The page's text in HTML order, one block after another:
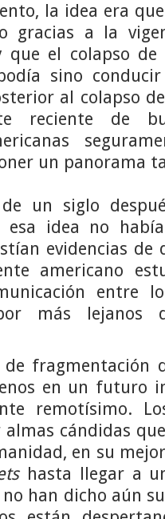
la idea era
gracias a la
que el colapso
sino
al colapso
reciente de
un panorama
un siglo
esa idea no
evidencias
americano
entre
más lejanos
fragmentación
en un futuro
remotísimo.
cándidas
en su
hasta llegar a
han dicho aún